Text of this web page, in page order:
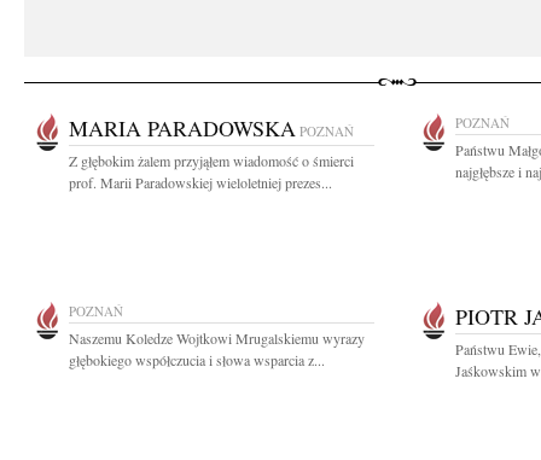
MARIA PARADOWSKA POZNAŃ
Z głębokim żalem przyjąłem wiadomość o śmierci
prof. Marii Paradowskiej wieloletniej prezes...
POZNAŃ
Państwu
najgłębsze i
POZNAŃ
Naszemu Koledze Wojtkowi Mrugalskiemu wyrazy
głębokiego współczucia i słowa wsparcia z...
PIOTR
Państwu
Jaśkowskim